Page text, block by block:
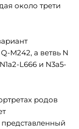
около трети
M242, а ветвь N
L666 и N3a5-
родов